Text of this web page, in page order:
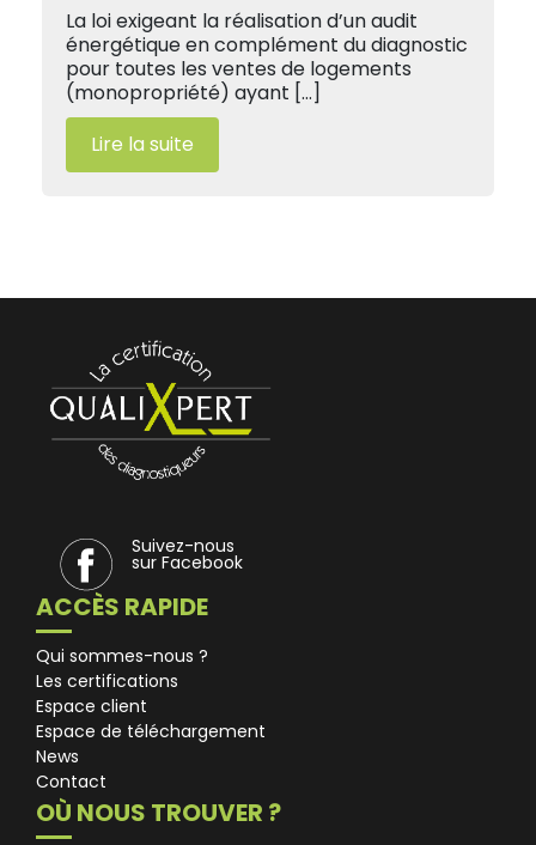
La loi exigeant la réalisation d’un audit
énergétique en complément du diagnostic
pour toutes les ventes de logements
(monopropriété) ayant […]
Lire la suite
Suivez-nous
sur Facebook
ACCÈS RAPIDE
Qui sommes-nous ?
Les certifications
Espace client
Espace de téléchargement
News
Contact
OÙ NOUS TROUVER ?